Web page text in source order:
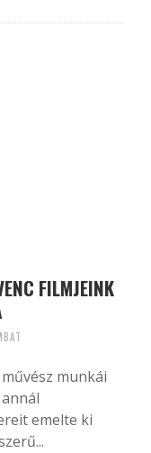
FILMJEINK
munkái
emelte ki